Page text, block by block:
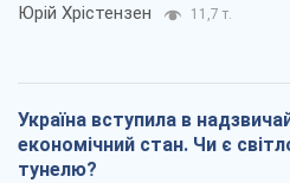
Юрій Хрістензен 11,7 т.
Україна вступила в
економічний стан. Чи є
тунелю?